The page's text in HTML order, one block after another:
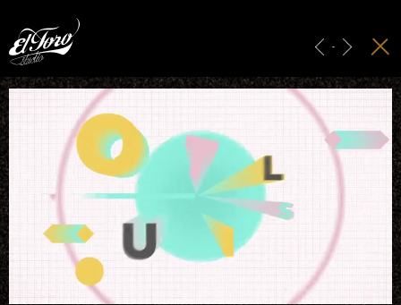
PUBLICITÉ & IDENTITÉ
PROJECTION
STUDIO
CONTACT
-